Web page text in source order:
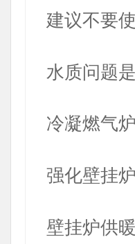
建议不要
水质问题
冷凝燃气
强化壁挂
壁挂炉供